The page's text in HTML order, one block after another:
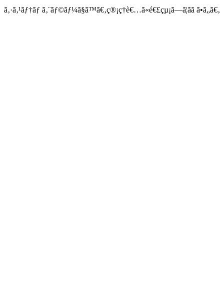
ã‚·ã‚¹ãƒ†ãƒ ã‚¨ãƒ©ãƒ¼ã§ã™ã€‚ç®¡ç†è€…ã«é€£çµ¡ã—ã¦ãã ã•ã„ã€‚